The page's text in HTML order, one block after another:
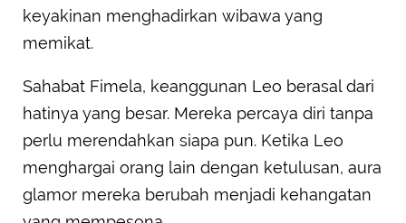
keyakinan menghadirkan wibawa yang
memikat.
Sahabat Fimela, keanggunan Leo berasal dari
hatinya yang besar. Mereka percaya diri tanpa
perlu merendahkan siapa pun. Ketika Leo
menghargai orang lain dengan ketulusan, aura
glamor mereka berubah menjadi kehangatan